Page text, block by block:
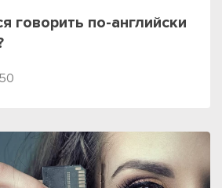
говорить по-английски